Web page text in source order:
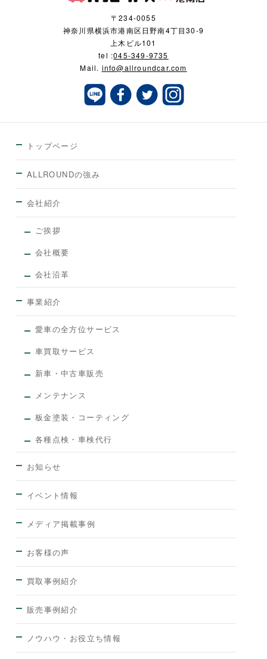
〒234-0055
神奈川県横浜市港南区日野南4丁目30-9
上木ビル101
tel :045-349-9735
Mail. info@allroundcar.com
トップページ
ALLROUNDの強み
会社紹介
ご挨拶
会社概要
会社沿革
事業紹介
愛車の全方位サービス
車買取サービス
新車・中古車販売
メンテナンス
板金塗装・コーティング
各種点検・車検代行
お知らせ
イベント情報
メディア掲載事例
お客様の声
買取事例紹介
販売事例紹介
ノウハウ・お役立ち情報